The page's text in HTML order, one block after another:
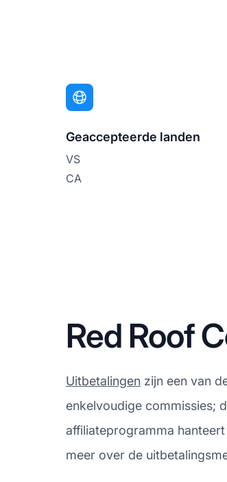
Geaccepteerde landen
VS
CA
Red Roof
Uitbetalingen zijn een van
enkelvoudige commissies;
affiliateprogramma
meer over de